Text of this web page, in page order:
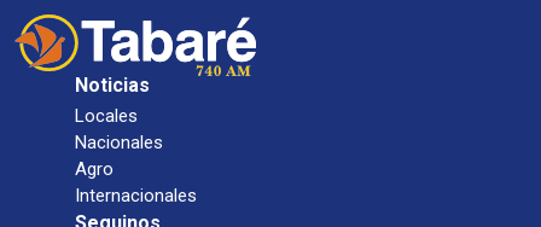
Noticias
Locales
Nacionales
Agro
Internacionales